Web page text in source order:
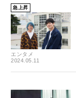
急上昇
エンタメ
2024.05.11